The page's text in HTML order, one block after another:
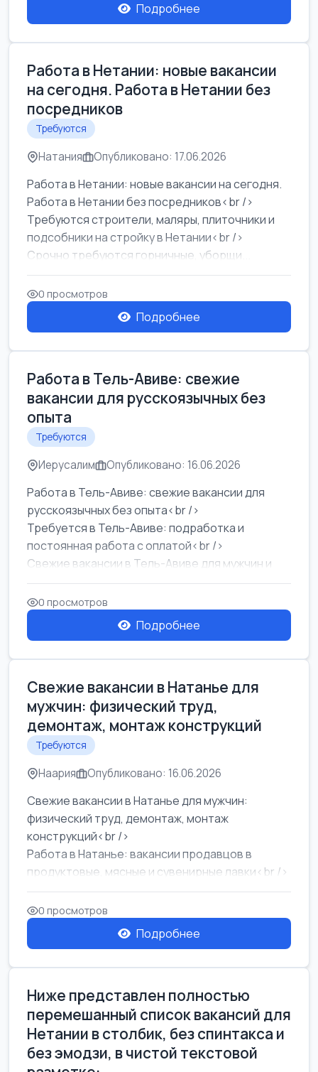
Подробнее
Работа в Нетании: новые вакансии
на сегодня. Работа в Нетании без
посредников
Требуются
Натания Опубликовано: 17.06.2026
Работа в Нетании: новые вакансии на сегодня.
Работа в Нетании без посредников<br />
Требуются строители, маляры, плиточники и
подсобники на стройку в Нетании<br />
Срочно требуются горничные, уборщи...
0 просмотров
Подробнее
Работа в Тель-Авиве: свежие
вакансии для русскоязычных без
опыта
Требуются
Иерусалим Опубликовано: 16.06.2026
Работа в Тель-Авиве: свежие вакансии для
русскоязычных без опыта<br />
Требуется в Тель-Авиве: подработка и
постоянная работа с оплатой<br />
Свежие вакансии в Тель-Авиве для мужчин и
женщин от хозя...
0 просмотров
Подробнее
Свежие вакансии в Натанье для
мужчин: физический труд,
демонтаж, монтаж конструкций
Требуются
Наария Опубликовано: 16.06.2026
Свежие вакансии в Натанье для мужчин:
физический труд, демонтаж, монтаж
конструкций<br />
Работа в Натанье: вакансии продавцов в
продуктовые, мясные и сувенирные лавки<br />
Разнорабочий на сборку м...
0 просмотров
Подробнее
Ниже представлен полностью
перемешанный список вакансий для
Нетании в столбик, без спинтакса и
без эмодзи, в чистой текстовой